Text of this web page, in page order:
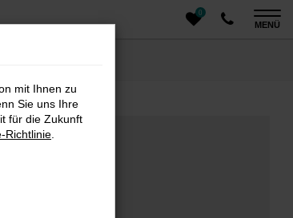
0
MENÜ
mit Ihnen zu
Sie uns Ihre
für die Zukunft
Richtlinie